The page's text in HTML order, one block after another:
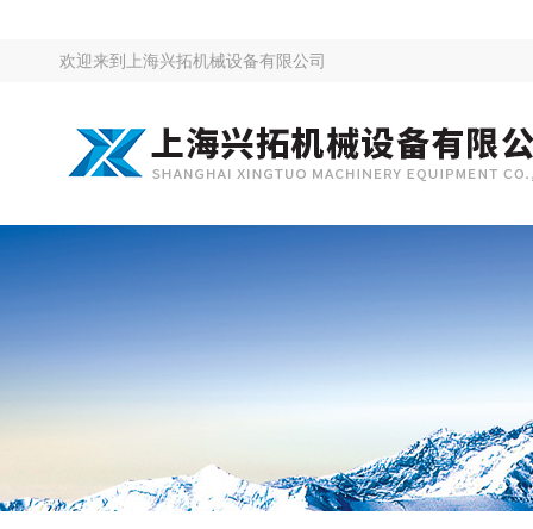
欢迎来到 上海兴拓机械设备有限公司